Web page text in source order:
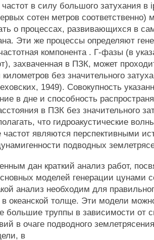
частот в силу большого затухания в
сотен метров соответственно)
о процессах, развивающихся в
Эти же процессы определяют
компонента . Г-фазы (в
захваченная в ПЗК, может
километров без значительного
1949). Совокупность
в дне и способность
в ПЗК без значительного
что гидроакустические
являются перспективными
подводных
дан краткий анализ работ,
моделей генерации цунами
анализ необходим для
в океанской толще. Эти модели
большие труппы в зависимости от
в очаге подводного
в